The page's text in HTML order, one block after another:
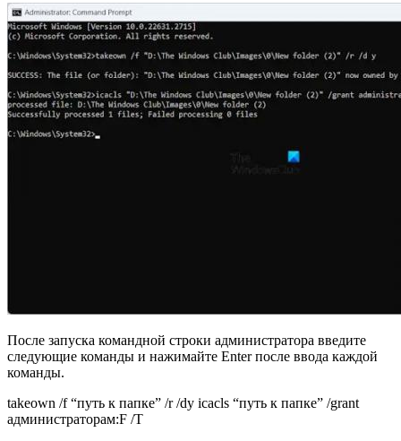
После запуска командной строки администратора введите
следующие команды и нажимайте Enter после ввода каждой
команды.
takeown /f “путь к папке” /r /dy icacls “путь к папке” /grant
администраторам:F /T